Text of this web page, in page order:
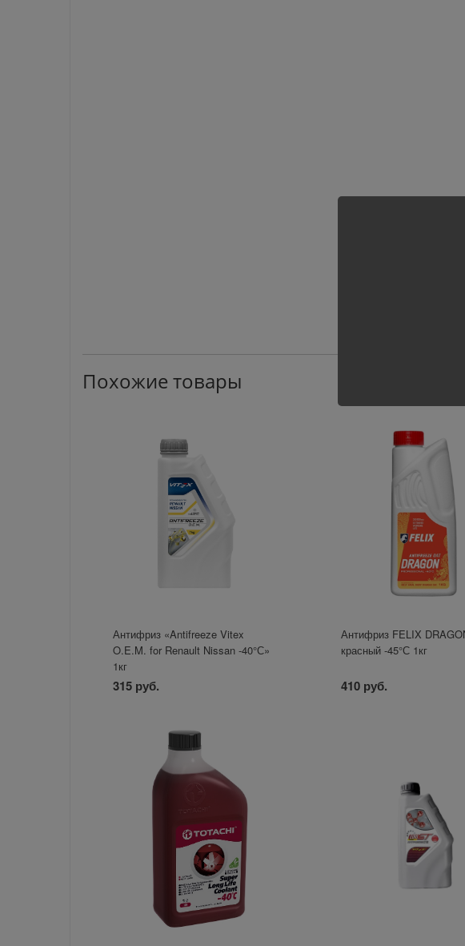
Похожие товары
Антифриз «Antifreeze Vitex
O.E.M. for Renault Nissan -40°С»
1кг
315 руб.
Антифриз FELIX
красный -45°С 1кг
410 руб.